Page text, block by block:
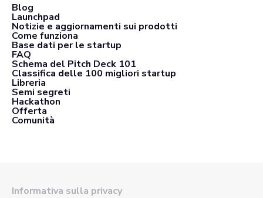
Blog
Launchpad
Notizie e aggiornamenti sui prodotti
Come funziona
Base dati per le startup
FAQ
Schema del Pitch Deck 101
Classifica delle 100 migliori startup
Libreria
Semi segreti
Hackathon
Offerta
Comunità
Informativa sulla privacy